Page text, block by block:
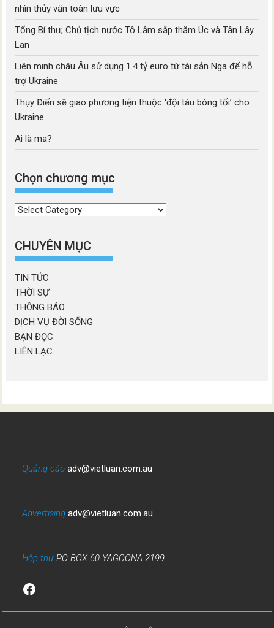
nhìn thủy văn toàn lưu vực
Tổng Bí thư, Chủ tịch nước Tô Lâm sắp thăm Úc và Tân Lây
Lan
Liên minh châu Âu sử dụng 1.4 tỷ euro từ tài sản Nga để hỗ
trợ Ukraine
Thụy Điển sẽ giao phương tiện thuộc ‘đội tàu bóng tối’ cho
Ukraine
Ai là ma?
Chọn chương mục
Chọn
mục
CHUYÊN MỤC
TIN TỨC
THỜI SỰ
THÔNG BÁO
DỊCH VỤ ĐỜI SỐNG
BẠN ĐỌC
LIÊN LẠC
Quảng cáo adv@vietluan.com.au
Advertising adv@vietluan.com.au
Hộp thưPO BOX 60 YAGOONA 2199
Facebook